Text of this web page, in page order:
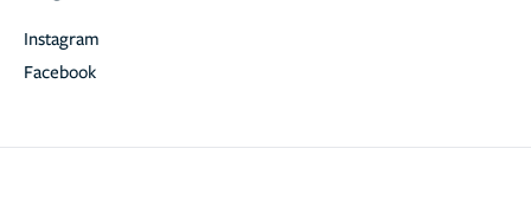
Facebook
Instagram